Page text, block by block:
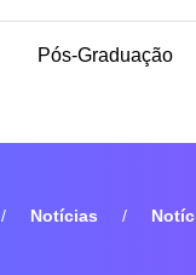
Pós-Graduação
Notícias